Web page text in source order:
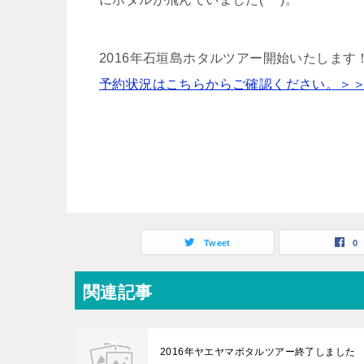
2016年石垣島ホタルツアー開始いたします！
予約状況はこちらからご確認ください。＞＞
Tweet 0
関連記事
2016年ヤエヤマボタルツアー終了しました